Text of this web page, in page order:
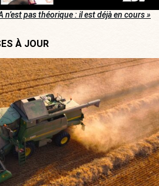
n’est pas théorique : il est déjà en cours »
À JOUR